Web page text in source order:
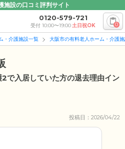
施設の口コミ評判サイト
0120-579-721
受付 10:00〜19:00土日祝OK 0
・介護施設一覧 大阪市の有料老人ホーム・介護
で入居していた方の退去理由イン
投稿日：2026/04/22